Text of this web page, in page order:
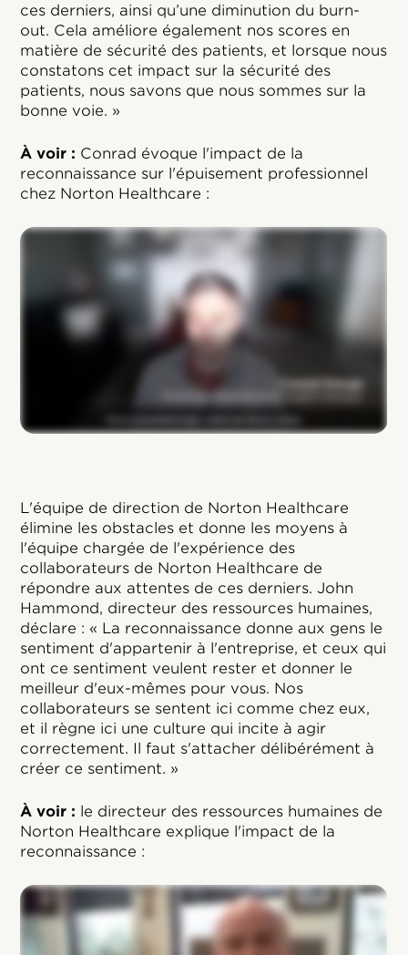
ces derniers, ainsi qu’une diminution du burn-
out. Cela améliore également nos scores en
matière de sécurité des patients, et lorsque nous
constatons cet impact sur la sécurité des
patients, nous savons que nous sommes sur la
bonne voie. »
À voir : Conrad évoque l'impact de la
reconnaissance sur l'épuisement professionnel
chez Norton Healthcare :
L'équipe de direction de Norton Healthcare
élimine les obstacles et donne les moyens à
l'équipe chargée de l'expérience des
collaborateurs de Norton Healthcare de
répondre aux attentes de ces derniers. John
Hammond, directeur des ressources humaines,
déclare : « La reconnaissance donne aux gens le
sentiment d'appartenir à l'entreprise, et ceux qui
ont ce sentiment veulent rester et donner le
meilleur d'eux-mêmes pour vous. Nos
collaborateurs se sentent ici comme chez eux,
et il règne ici une culture qui incite à agir
correctement. Il faut s'attacher délibérément à
créer ce sentiment. »
À voir : le directeur des ressources humaines de
Norton Healthcare explique l'impact de la
reconnaissance :